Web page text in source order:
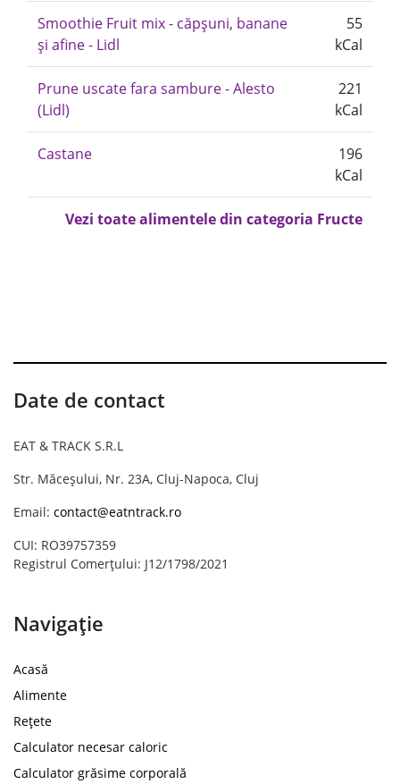
Smoothie Fruit mix - căpșuni, banane
și afine - Lidl
55
kCal
Prune uscate fara sambure - Alesto
(Lidl)
221
kCal
Castane
196
kCal
Vezi toate alimentele din categoria Fructe
Date de contact
EAT & TRACK S.R.L
Str. Măceșului, Nr. 23A, Cluj-Napoca, Cluj
Email: contact@eatntrack.ro
CUI: RO39757359
Registrul Comerțului: J12/1798/2021
Navigație
Acasă
Alimente
Rețete
Calculator necesar caloric
Calculator grăsime corporală